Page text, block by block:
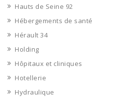
Hauts de Seine 92
Hébergements de santé
Hérault 34
Holding
Hôpitaux et cliniques
Hotellerie
Hydraulique